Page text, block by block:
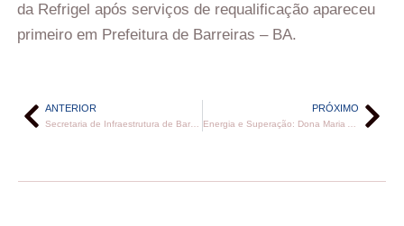
da Refrigel após serviços de requalificação apareceu
primeiro em Prefeitura de Barreiras – BA.
ANTERIOR PRÓXIMO